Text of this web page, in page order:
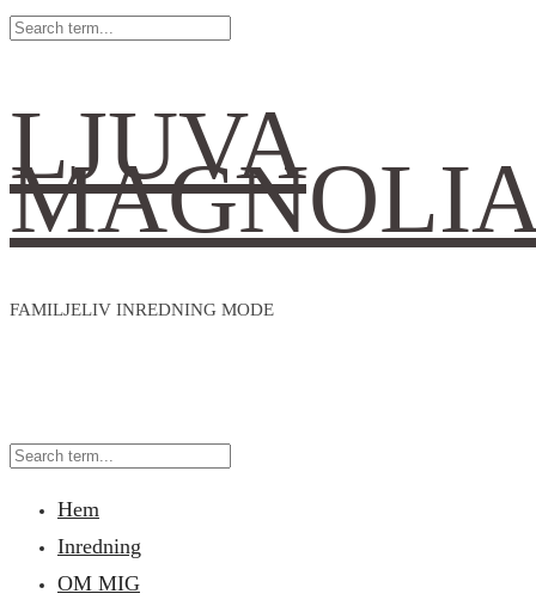
LJUVA
FAMILJELIV INREDNING MODE
Hem
Inredning
OM MIG